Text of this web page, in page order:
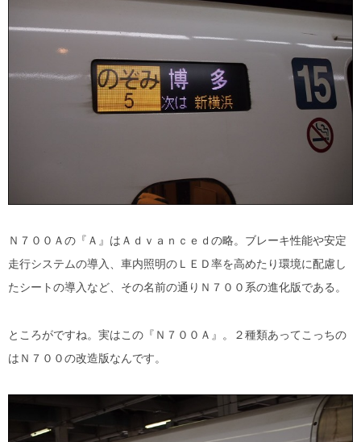
Ｎ７００Ａの『Ａ』はＡｄｖａｎｃｅｄの略。ブレーキ性能や安定
走行システムの導入、車内照明のＬＥＤ率を高めたり環境に配慮し
たシートの導入など、その名前の通りＮ７００系の進化版である。
ところがですね。実はこの『Ｎ７００Ａ』。２種類あってこっちの
はＮ７００の改造版なんです。